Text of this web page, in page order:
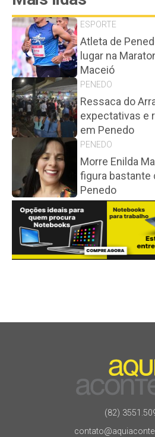
ESPORTE
Atleta de
lugar na
Maceió
PENEDO
Ressaca do
expectativas e
em Penedo
PENEDO
Morre Enilda
figura bastante
Penedo
(82)